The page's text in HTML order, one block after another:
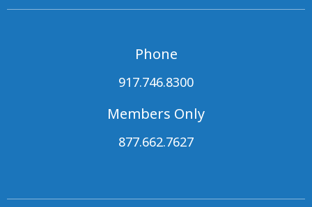
Phone
917.746.8300
Members Only
877.662.7627